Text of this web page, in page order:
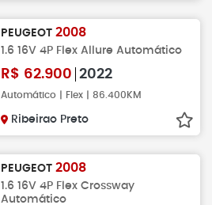
PEUGEOT 2008
1.6 16V 4P Flex Allure Automático
R$ 62.900 2022
Automático | Flex | 86.400KM
Ribeirao Preto
PEUGEOT 2008
1.6 16V 4P Flex Crossway
Automático